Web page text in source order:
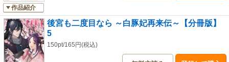
作品紹介
後宮も二度目なら ～白豚妃再来伝～【分冊版】
5
150pt/165円(税込)